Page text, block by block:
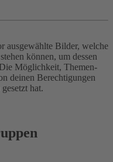
ausgewählte Bilder, welche
können, um dessen
Möglichkeit, Themen-
deinen Berechtigungen
hat.